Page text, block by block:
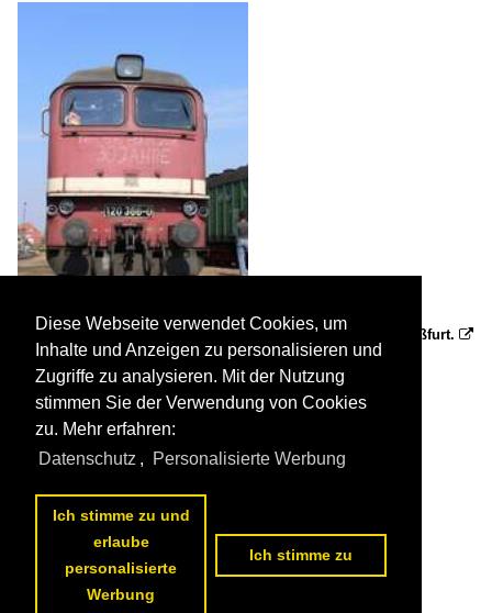
30 Jahre schon verrichtet 120 366-0 ihren Dienst im BW-Staßfurt. 
Raik Peters
Deutschland / Bahnbetriebswerke / Staßfurt
892 600x800 Px, 17.08.2009
Diese Webseite verwendet Cookies, um
Inhalte und Anzeigen zu personalisieren und
Zugriffe zu analysieren. Mit der Nutzung
stimmen Sie der Verwendung von Cookies
zu. Mehr erfahren:
Datenschutz , Personalisierte Werbung
Ich stimme zu und
erlaube
personalisierte
Werbung
Ich stimme zu